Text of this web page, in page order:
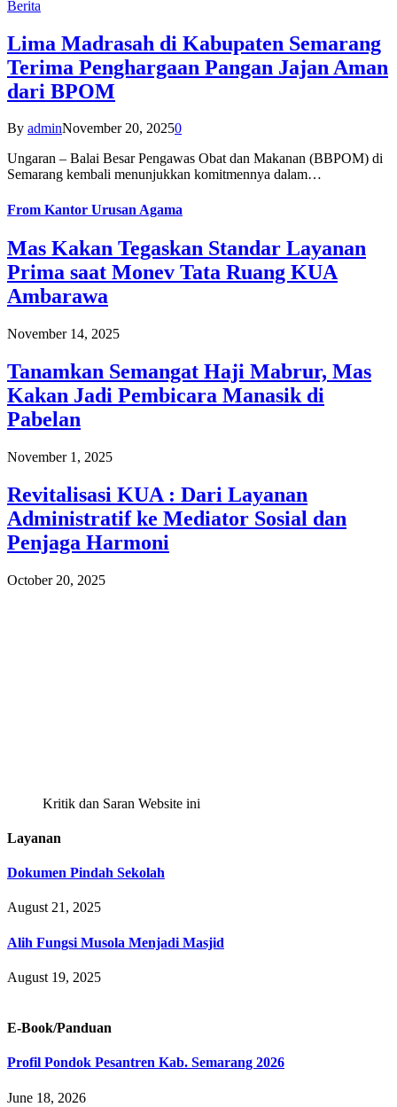
Berita
Lima Madrasah di Kabupaten Semarang
Terima Penghargaan Pangan Jajan Aman
dari BPOM
By adminNovember 20, 20250
Ungaran – Balai Besar Pengawas Obat dan Makanan (BBPOM) di
Semarang kembali menunjukkan komitmennya dalam…
From Kantor Urusan Agama
Mas Kakan Tegaskan Standar Layanan
Prima saat Monev Tata Ruang KUA
Ambarawa
November 14, 2025
Tanamkan Semangat Haji Mabrur, Mas
Kakan Jadi Pembicara Manasik di
Pabelan
November 1, 2025
Revitalisasi KUA : Dari Layanan
Administratif ke Mediator Sosial dan
Penjaga Harmoni
October 20, 2025
Kritik dan Saran Website ini
Layanan
Dokumen Pindah Sekolah
August 21, 2025
Alih Fungsi Musola Menjadi Masjid
August 19, 2025
E-Book/Panduan
Profil Pondok Pesantren Kab. Semarang 2026
June 18, 2026